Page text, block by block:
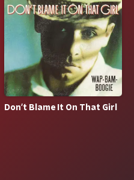
Don't Blame It On That Girl